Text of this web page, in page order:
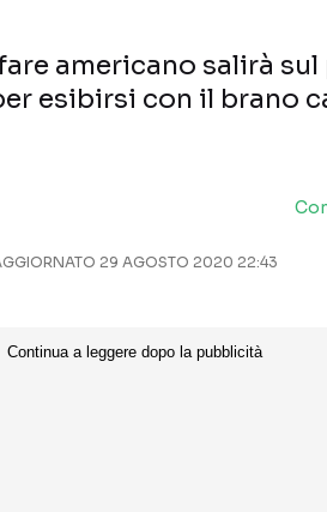
americano salirà sul
esibirsi con il brano
29 AGOSTO 2020 22:43